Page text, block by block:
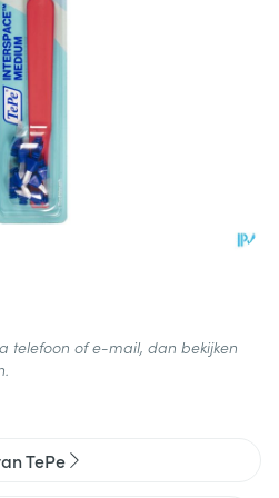
telefoon of e-mail, dan bekijken
TePe